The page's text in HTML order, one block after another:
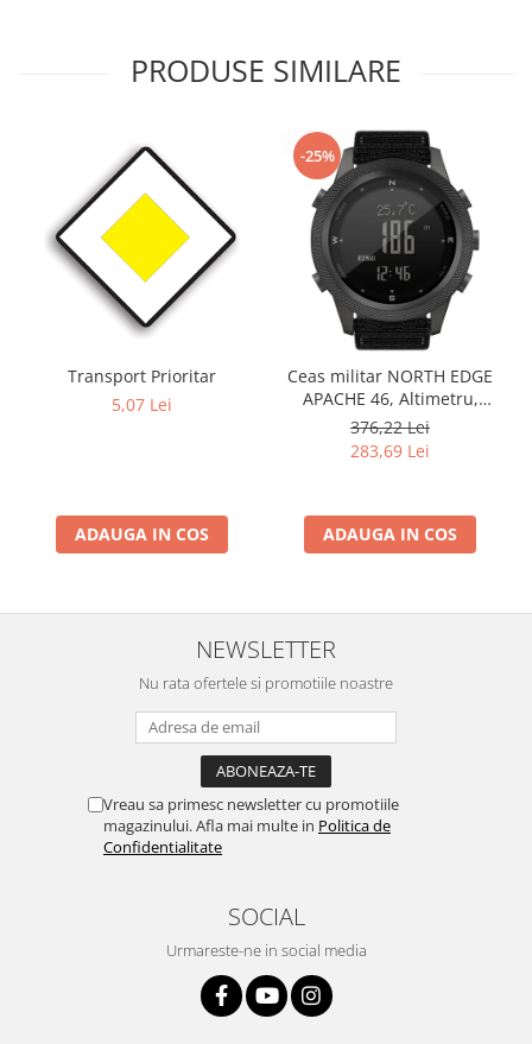
PRODUSE SIMILARE
Transport Prioritar
5,07 Lei
ADAUGA IN COS
-25%
Ceas militar NORTH EDGE
APACHE 46, Altimetru,
Barometru, Cronometru,
Termometru, Pedometru,
Busola
376,22 Lei
283,69 Lei
ADAUGA IN COS
NEWSLETTER
Nu rata ofertele si promotiile noastre
Vreau sa primesc newsletter cu promotiile
magazinului. Afla mai multe in Politica de
Confidentialitate
SOCIAL
Urmareste-ne in social media